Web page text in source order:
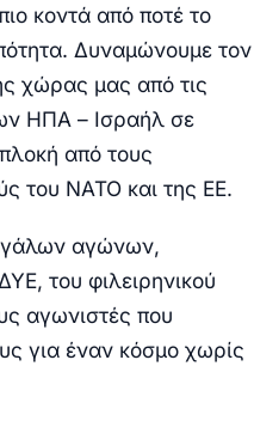
κοντά από ποτέ το
Δυναμώνουμε τον
χώρας μας από τις
ΗΠΑ – Ισραήλ σε
από τους
του ΝΑΤΟ και της ΕΕ.
αγώνων,
του φιλειρηνικού
αγωνιστές που
για έναν κόσμο χωρίς